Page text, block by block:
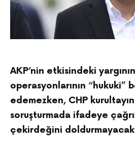
AKP’nin etkisindeki
operasyonlarının “hukuki”
edemezken, CHP
soruşturmada ifadeye
çekirdeğini